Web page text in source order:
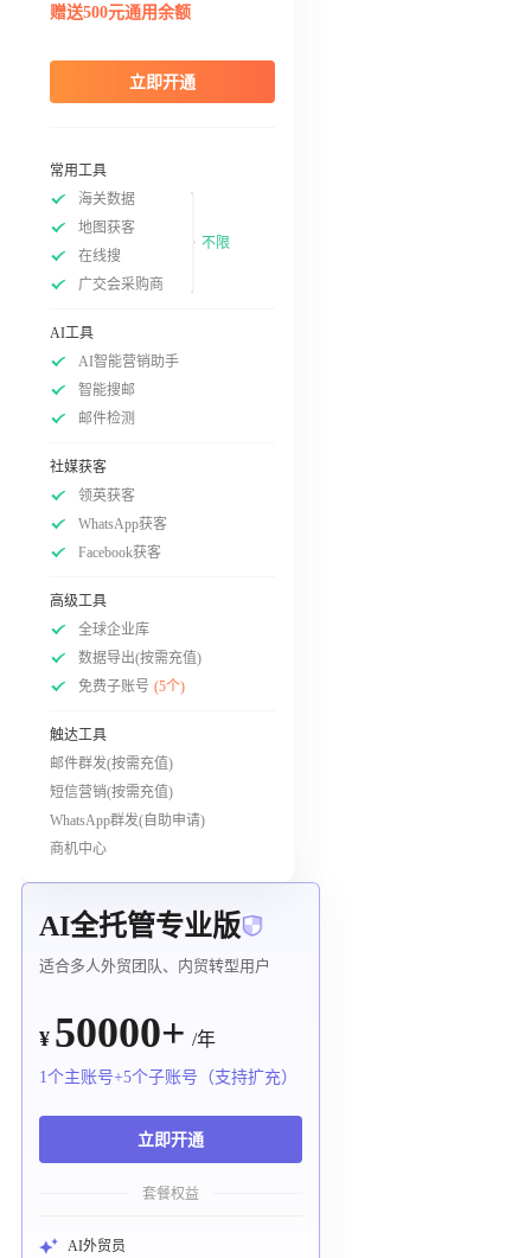
赠送500元通用余额
立即开通
常用工具
海关数据
地图获客
在线搜
广交会采购商
不限
AI工具
AI智能营销助手
智能搜邮
邮件检测
社媒获客
领英获客
WhatsApp获客
Facebook获客
高级工具
全球企业库
数据导出(按需充值)
免费子账号 (5个)
触达工具
邮件群发(按需充值)
短信营销(按需充值)
WhatsApp群发(自助申请)
商机中心
AI全托管专业版
适合多人外贸团队、内贸转型用户
¥ 50000+ /年
1个主账号+5个子账号（支持扩充）
立即开通
套餐权益
AI外贸员